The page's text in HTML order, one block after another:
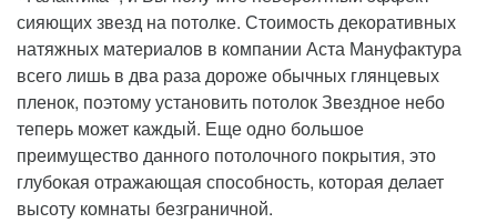
сияющих звезд на потолке. Стоимость декоративных
натяжных материалов в компании Аста Мануфактура
всего лишь в два раза дороже обычных глянцевых
пленок, поэтому установить потолок Звездное небо
теперь может каждый. Еще одно большое
преимущество данного потолочного покрытия, это
глубокая отражающая способность, которая делает
высоту комнаты безграничной.